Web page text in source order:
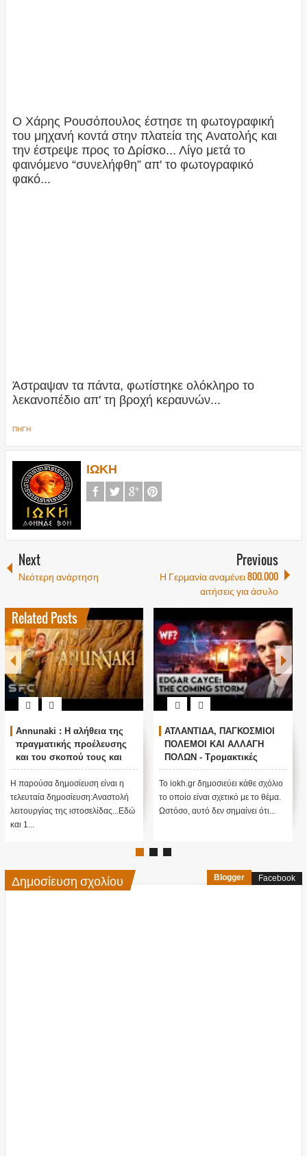
Ο Χάρης Ρουσόπουλος έστησε τη φωτογραφική
του μηχανή κοντά στην πλατεία της Ανατολής και
την έστρεψε προς το Δρίσκο... Λίγο μετά το
φαινόμενο “συνελήφθη” απ' το φωτογραφικό
φακό...
Άστραψαν τα πάντα, φωτίστηκε ολόκληρο το
λεκανοπέδιο απ' τη βροχή κεραυνών...
ΠΗΓΗ
ΙΩΚΗ
Next
Νεότερη ανάρτηση
Previous
Η Γερμανία αναμένει 800.000
αιτήσεις για άσυλο
Related Posts
Annunaki : Η αλήθεια της
πραγματικής προέλευσης
και του σκοπού τους και
αναστολή λειτουργίας μας
....
Η παρούσα δημοσίευση είναι η
τελευταία δημοσίευση:Αναστολή
λειτουργίας της ιστοσελίδας...Εδώ
και 1...
ΑΤΛΑΝΤΙΔΑ, ΠΑΓΚΟΣΜΙΟΙ
ΠΟΛΕΜΟΙ ΚΑΙ ΑΛΛΑΓΗ
ΠΟΛΩΝ - Τρομακτικές
προβλέψεις του Edgar
Cayce (Video)
Το iokh.gr δημοσιεύει κάθε σχόλιο
το οποίο είναι σχετικό με το θέμα.
Ωστόσο, αυτό δεν σημαίνει ότι...
Δημοσίευση σχολίου Blogger Facebook